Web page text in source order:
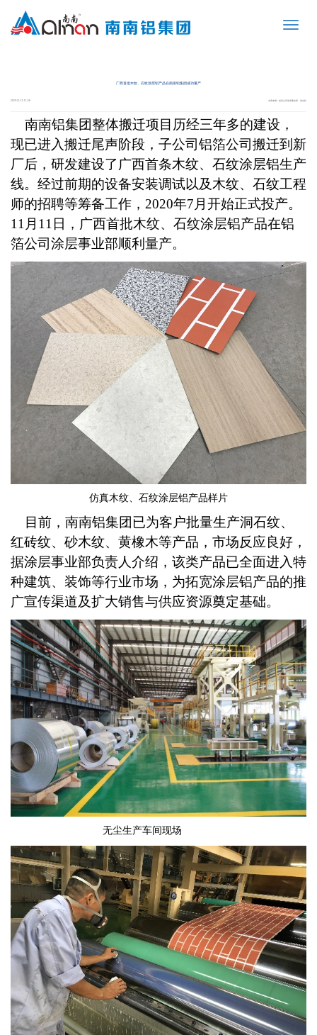
Toggle
广西首批木纹、石纹涂层铝产品在南南铝集团成功量产
2020-11-12 11:26 文章来源：铝箔公司涂层事业部，综合科
南南铝集团整体搬迁项目历经三年多的建设，
现已进入搬迁尾声阶段，子公司铝箔公司搬迁到新
厂后，研发建设了广西首条木纹、石纹涂层铝生产
线。经过前期的设备安装调试以及木纹、石纹工程
师的招聘等筹备工作， 2020年7月开始正式投产。
11月 11 日，广西首批木纹、石纹涂层铝产品在铝
箔公司涂层事业部顺利量产。
仿真木纹、石纹涂层铝产品样片
目前，南南铝集团已为客户批量生产洞石纹、
红砖纹、砂木纹、黄橡木等产品，市场反应良好，
据涂层事业部负责人介绍，该类产品已全面进入特
种建筑、装饰等行业市场，为拓宽涂层铝产品的推
广宣传渠道及扩大销售与供应资源奠定基础。
无尘生产车间现场